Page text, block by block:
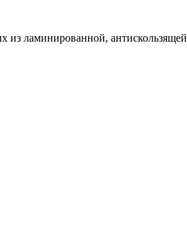
из ламинированной,